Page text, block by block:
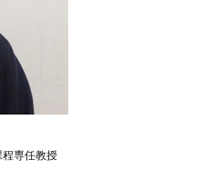
専任教授